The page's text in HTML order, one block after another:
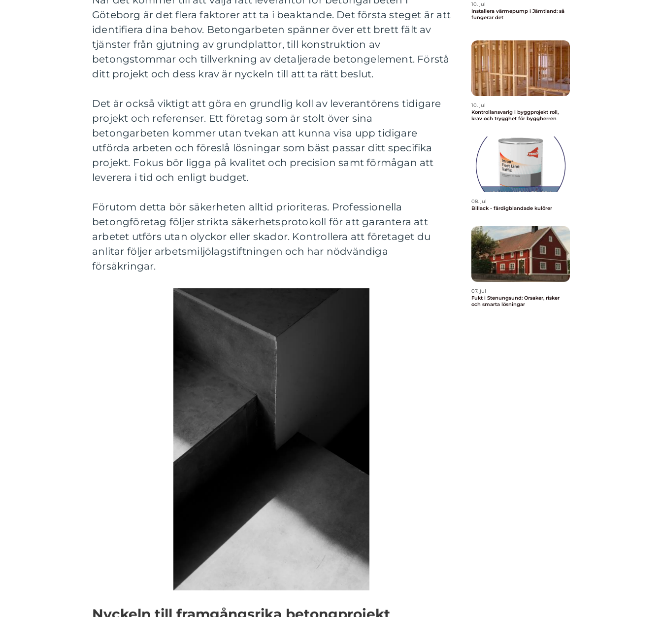
Göteborg är det flera faktorer att ta i beaktande. Det första steget är att
identifiera dina behov. Betongarbeten spänner över ett brett fält av
tjänster från gjutning av grundplattor, till konstruktion av
betongstommar och tillverkning av detaljerade betongelement. Förstå
ditt projekt och dess krav är nyckeln till att ta rätt beslut.
Det är också viktigt att göra en grundlig koll av leverantörens tidigare
projekt och referenser. Ett företag som är stolt över sina
betongarbeten kommer utan tvekan att kunna visa upp tidigare
utförda arbeten och föreslå lösningar som bäst passar ditt specifika
projekt. Fokus bör ligga på kvalitet och precision samt förmågan att
leverera i tid och enligt budget.
Förutom detta bör säkerheten alltid prioriteras. Professionella
betongföretag följer strikta säkerhetsprotokoll för att garantera att
arbetet utförs utan olyckor eller skador. Kontrollera att företaget du
anlitar följer arbetsmiljölagstiftningen och har nödvändiga
försäkringar.
10. jul
Installera värmepump i Jämtland: så
fungerar det
10. jul
Kontrollansvarig i byggprojekt roll,
krav och trygghet för byggherren
08. jul
Billack - färdigblandade kulörer
07. jul
Fukt i Stenungsund: Orsaker, risker
och smarta lösningar